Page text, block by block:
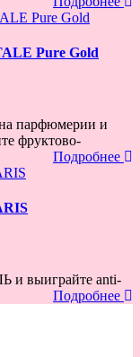
Pure Gold
парфюмерии и
фруктово-
Подробнее
и выиграйте anti-
Подробнее